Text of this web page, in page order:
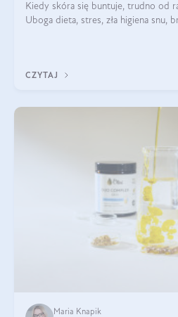
Kiedy skóra się buntuje, trudno od
Uboga dieta, stres, zła higiena snu,
CZYTAJ
Maria Knapik